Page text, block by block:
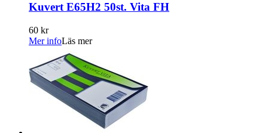
Kuvert E65H2 50st. Vita FH
60 kr
Mer infoLäs mer